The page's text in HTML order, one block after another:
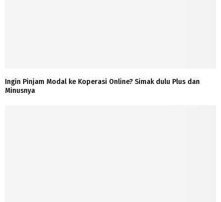
Ingin Pinjam Modal ke Koperasi Online? Simak dulu Plus dan
Minusnya